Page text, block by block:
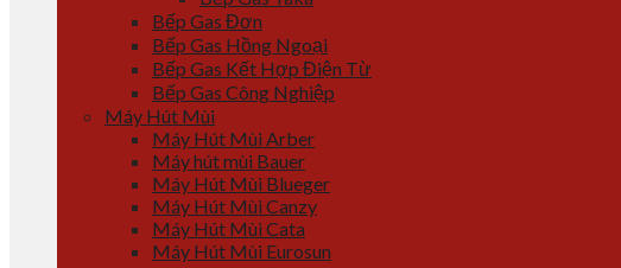
Bếp Gas Đơn
Bếp Gas Hồng Ngoại
Bếp Gas Kết Hợp Điện Từ
Bếp Gas Công Nghiệp
Máy Hút Mùi
Máy Hút Mùi Arber
Máy hút mùi Bauer
Máy Hút Mùi Blueger
Máy Hút Mùi Canzy
Máy Hút Mùi Cata
Máy Hút Mùi Eurosun